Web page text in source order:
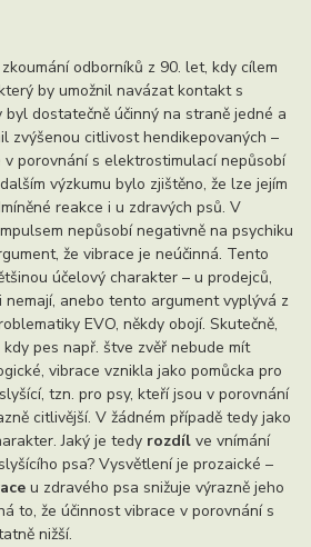
odborníků z 90. let, kdy cílem
by umožnil navázat kontakt s
byl dostatečně účinný na straně jedné a
zvýšenou citlivost hendikepovaných –
porovnání s elektrostimulací nepůsobí
výzkumu bylo zjištěno, že lze jejím
reakce i u zdravých psů. V
nepůsobí negativně na psychiku
že vibrace je neúčinná. Tento
účelový charakter – u prodejců,
anebo tento argument vyplývá z
EVO, někdy obojí. Skutečně,
pes např. štve zvěř nebude mít
vibrace vznikla jako pomůcka pro
tzn. pro psy, kteří jsou v porovnání
citlivější. V žádném případě tedy jako
Jaký je tedy rozdíl ve vnímání
psa? Vysvětlení je prozaické –
u zdravého psa snižuje výrazně jeho
to, že účinnost vibrace v porovnání s
nižší.